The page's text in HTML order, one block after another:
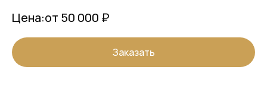
Цена:от 50 000 ₽
Заказать